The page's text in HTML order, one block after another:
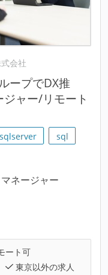
会社
ープでDX推
ャー/リモート
sqlserver
sql
ネージャー
ート可
東京以外の求人